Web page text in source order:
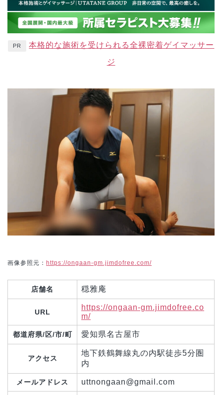
PR 本格的な施術を受けられる全裸密着ゲイマッサー
ジ
画像参照元： https://ongaan-gm.jimdofree.com/
店舗名 穏雅庵
URL
https://ongaan-gm.jimdofree.co
m/
都道府県/区/市/町 愛知県名古屋市
アクセス
地下鉄鶴舞線丸の内駅徒歩5分圏
内
メールアドレス uttnongaan@gmail.com